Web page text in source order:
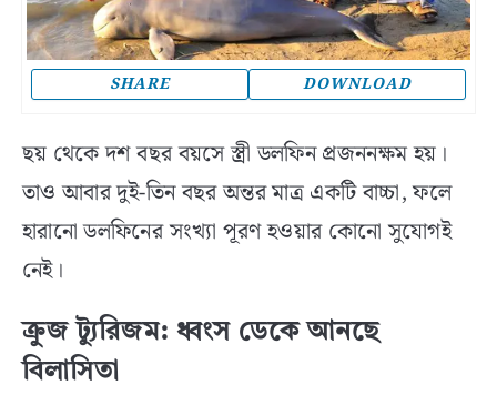
SHARE DOWNLOAD
ছয় থেকে দশ বছর বয়সে স্ত্রী ডলফিন প্রজননক্ষম হয়।
তাও আবার দুই-তিন বছর অন্তর মাত্র একটি বাচ্চা, ফলে
হারানো ডলফিনের সংখ্যা পূরণ হওয়ার কোনো সুযোগই
নেই।
ক্রুজ ট্যুরিজম: ধ্বংস ডেকে আনছে
বিলাসিতা